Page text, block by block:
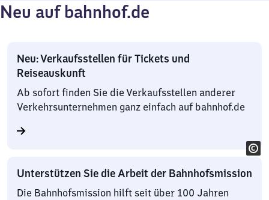
Neu auf bahnhof.de
Neu: Verkaufsstellen für Tickets und
Reiseauskunft
Ab sofort finden Sie die Verkaufsstellen anderer
Verkehrsunternehmen ganz einfach auf bahnhof.de
Unterstützen Sie die Arbeit der Bahnhofsmission
Die Bahnhofsmission hilft seit über 100 Jahren